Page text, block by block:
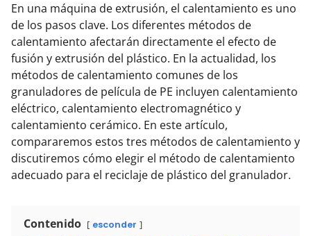
En una máquina de extrusión, el calentamiento es uno
de los pasos clave. Los diferentes métodos de
calentamiento afectarán directamente el efecto de
fusión y extrusión del plástico. En la actualidad, los
métodos de calentamiento comunes de los
granuladores de película de PE incluyen calentamiento
eléctrico, calentamiento electromagnético y
calentamiento cerámico. En este artículo,
compararemos estos tres métodos de calentamiento y
discutiremos cómo elegir el método de calentamiento
adecuado para el reciclaje de plástico del granulador.
Contenido esconder